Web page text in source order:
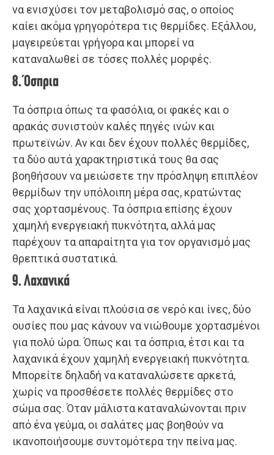
να ενισχύσει τον μεταβολισμό σας, ο οποίος
καίει ακόμα γρηγορότερα τις θερμίδες. Εξάλλου,
μαγειρεύεται γρήγορα και μπορεί να
καταναλωθεί σε τόσες πολλές μορφές.
8. Όσπρια
Τα όσπρια όπως τα φασόλια, οι φακές και ο
αρακάς συνιστούν καλές πηγές ινών και
πρωτεϊνών. Αν και δεν έχουν πολλές θερμίδες,
τα δύο αυτά χαρακτηριστικά τους θα σας
βοηθήσουν να μειώσετε την πρόσληψη επιπλέον
θερμίδων την υπόλοιπη μέρα σας, κρατώντας
σας χορτασμένους. Τα όσπρια επίσης έχουν
χαμηλή ενεργειακή πυκνότητα, αλλά μας
παρέχουν τα απαραίτητα για τον οργανισμό μας
θρεπτικά συστατικά.
9. Λαχανικά
Τα λαχανικά είναι πλούσια σε νερό και ίνες, δύο
ουσίες που μας κάνουν να νιώθουμε χορτασμένοι
για πολύ ώρα. Όπως και τα όσπρια, έτσι και τα
λαχανικά έχουν χαμηλή ενεργειακή πυκνότητα.
Μπορείτε δηλαδή να καταναλώσετε αρκετά,
χωρίς να προσθέσετε πολλές θερμίδες στο
σώμα σας. Όταν μάλιστα καταναλώνονται πριν
από ένα γεύμα, οι σαλάτες μας βοηθούν να
ικανοποιήσουμε συντομότερα την πείνα μας.